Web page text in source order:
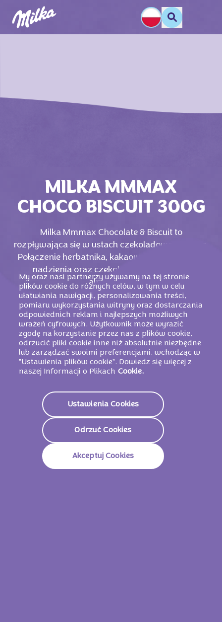
MILKA MMMAX
CHOCO BISCUIT 300G
Milka Mmmax Chocolate & Biscuit to
rozpływająca się w ustach czekoladowa rozkosz.
Połączenie herbatnika, kakaowego i mlecznego
nadzienia oraz czekolady Milka z mleka
alpejskiego.
PODOBNE PRODUKTY
My oraz nasi partnerzy używamy na tej stronie
plików cookie do różnych celów, w tym w celu
ułatwiania nawigacji, personalizowania treści,
pomiaru wykorzystania witryny oraz dostarczania
odpowiednich reklam i najlepszych możliwych
wrażeń cyfrowych. Użytkownik może wyrazić
zgodę na korzystanie przez nas z plików cookie,
odrzucić pliki cookie inne niż absolutnie niezbędne
lub zarządzać swoimi preferencjami, wchodząc w
"Ustawienia plików cookie". Dowiedz się więcej z
naszej Informacji o Plikach Cookie.
Ustawienia Cookies
Odrzuć Cookies
Akceptuj Cookies